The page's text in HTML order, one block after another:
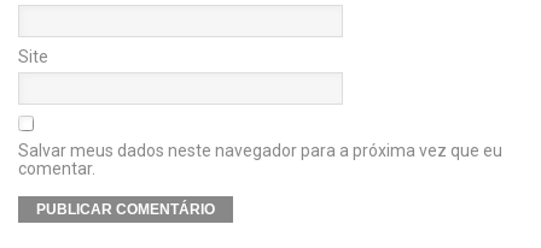
Site
Salvar meus dados neste navegador para a próxima vez que eu
comentar.